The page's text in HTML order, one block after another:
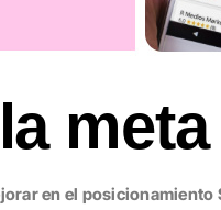
en el posicionamiento